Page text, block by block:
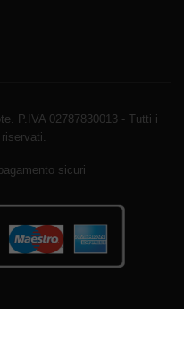
P.IVA 02787830013 - Tutti i
sicuri